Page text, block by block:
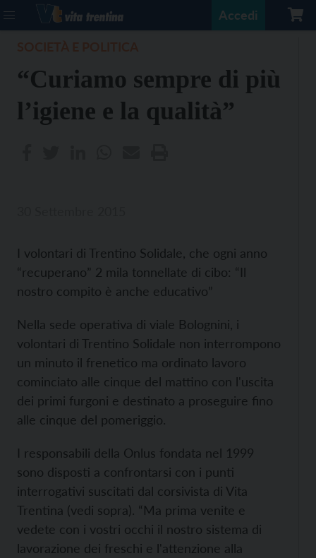
Accedi
“Curiamo sempre di più
l’igiene e la qualità”
I volontari di Trentino Solidale, che ogni anno
“recuperano” 2 mila tonnellate di cibo: “Il
nostro compito è anche educativo”
Nella sede operativa di viale Bolognini, i
volontari di Trentino Solidale non interrompono
un minuto il frenetico ma ordinato lavoro
cominciato alle cinque del mattino con l'uscita
dei primi furgoni e destinato a proseguire fino
alle cinque del pomeriggio.
I responsabili della Onlus fondata nel 1999
sono disposti a confrontarsi con i punti
interrogativi suscitati dal corsivista di Vita
Trentina (vedi sopra). “Ma prima venite e
vedete con i vostri occhi il nostro sistema di
lavorazione dei freschi e l'attenzione alla